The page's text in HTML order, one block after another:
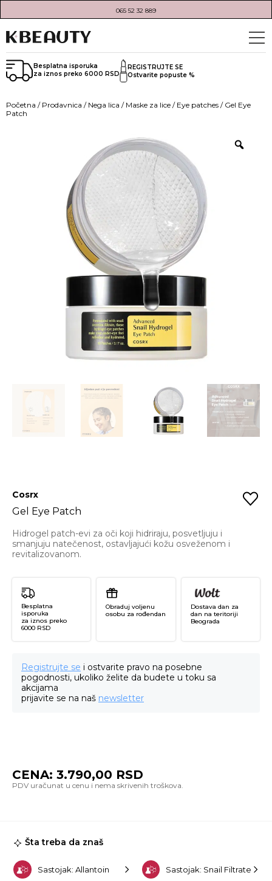
065 52 32 889
Besplatna isporuka
za iznos preko 6000 RSD
REGISTRUJTE SE
Ostvarite popuste %
Početna / Prodavnica / Nega lica / Maske za lice / Eye patches / Gel Eye
Patch
Cosrx
Gel Eye Patch
Hidrogel patch-evi za oči koji hidriraju, posvetljuju i
smanjuju natečenost, ostavljajući kožu osveženom i
revitalizovanom.
Besplatna
isporuka
za iznos preko
6000 RSD
Obraduj voljenu
osobu za rođendan
Dostava dan za
dan na teritoriji
Beograda
Registrujte se i ostvarite pravo na posebne
pogodnosti, ukoliko želite da budete u toku sa
akcijama
prijavite se na naš newsletter
CENA: 3.790,00 RSD
Šta treba da znaš
Sastojak: Allantoin Sastojak: Snail Filtrate